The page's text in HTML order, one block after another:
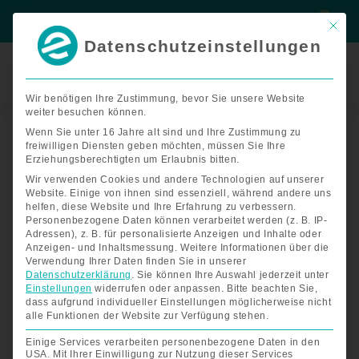
springen
€562,00
bis
€945,00
Terrassenrampe
T80
Menge
Mit
Datenschutzeinstellungen
Wir benötigen Ihre Zustimmung, bevor Sie unsere Website
weiter besuchen können.
Wenn Sie unter 16 Jahre alt sind und Ihre Zustimmung zu
freiwilligen Diensten geben möchten, müssen Sie Ihre
Erziehungsberechtigten um Erlaubnis bitten.
Wir verwenden Cookies und andere Technologien auf unserer
Website. Einige von ihnen sind essenziell, während andere uns
helfen, diese Website und Ihre Erfahrung zu verbessern.
Personenbezogene Daten können verarbeitet werden (z. B. IP-
Adressen), z. B. für personalisierte Anzeigen und Inhalte oder
Anzeigen- und Inhaltsmessung. Weitere Informationen über die
Verwendung Ihrer Daten finden Sie in unserer
Datenschutzerklärung . Sie können Ihre Auswahl jederzeit unter
Einstellungen widerrufen oder anpassen. Bitte beachten Sie,
dass aufgrund individueller Einstellungen möglicherweise nicht
alle Funktionen der Website zur Verfügung stehen.
Einige Services verarbeiten personenbezogene Daten in den
USA. Mit Ihrer Einwilligung zur Nutzung dieser Services